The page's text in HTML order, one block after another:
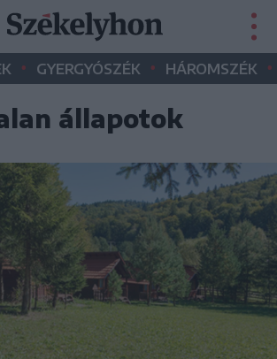
• GYERGYÓSZÉK • HÁROMSZÉK •
állapotok